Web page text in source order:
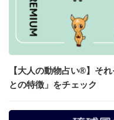
【大人の動物占い®】そ
との特徴」をチェック